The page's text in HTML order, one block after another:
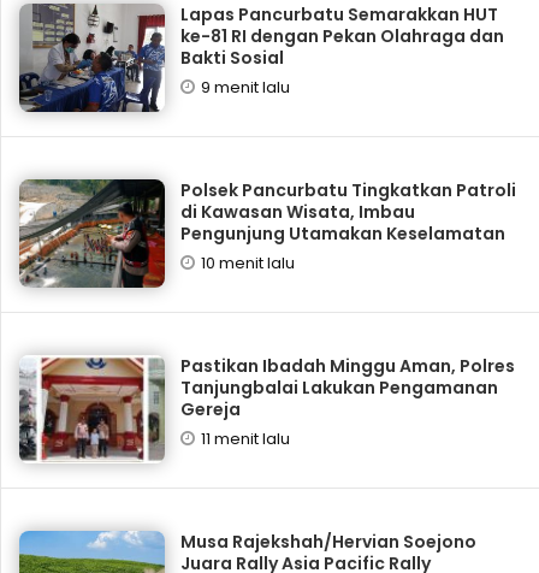
Lapas Pancurbatu Semarakkan HUT
ke-81 RI dengan Pekan Olahraga dan
Bakti Sosial
9 menit lalu
Polsek Pancurbatu Tingkatkan Patroli
di Kawasan Wisata, Imbau
Pengunjung Utamakan Keselamatan
10 menit lalu
Pastikan Ibadah Minggu Aman, Polres
Tanjungbalai Lakukan Pengamanan
Gereja
11 menit lalu
Musa Rajekshah/Hervian Soejono
Juara Rally Asia Pacific Rally